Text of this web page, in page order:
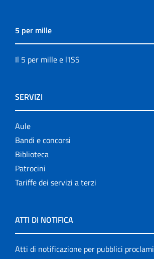
5 per mille
Il 5 per mille e l'ISS
SERVIZI
Aule
Bandi e concorsi
Biblioteca
Patrocini
Tariffe dei servizi a terzi
ATTI DI NOTIFICA
Atti di notificazione per pubblici proclami